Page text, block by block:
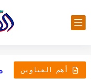
أهم العناوين